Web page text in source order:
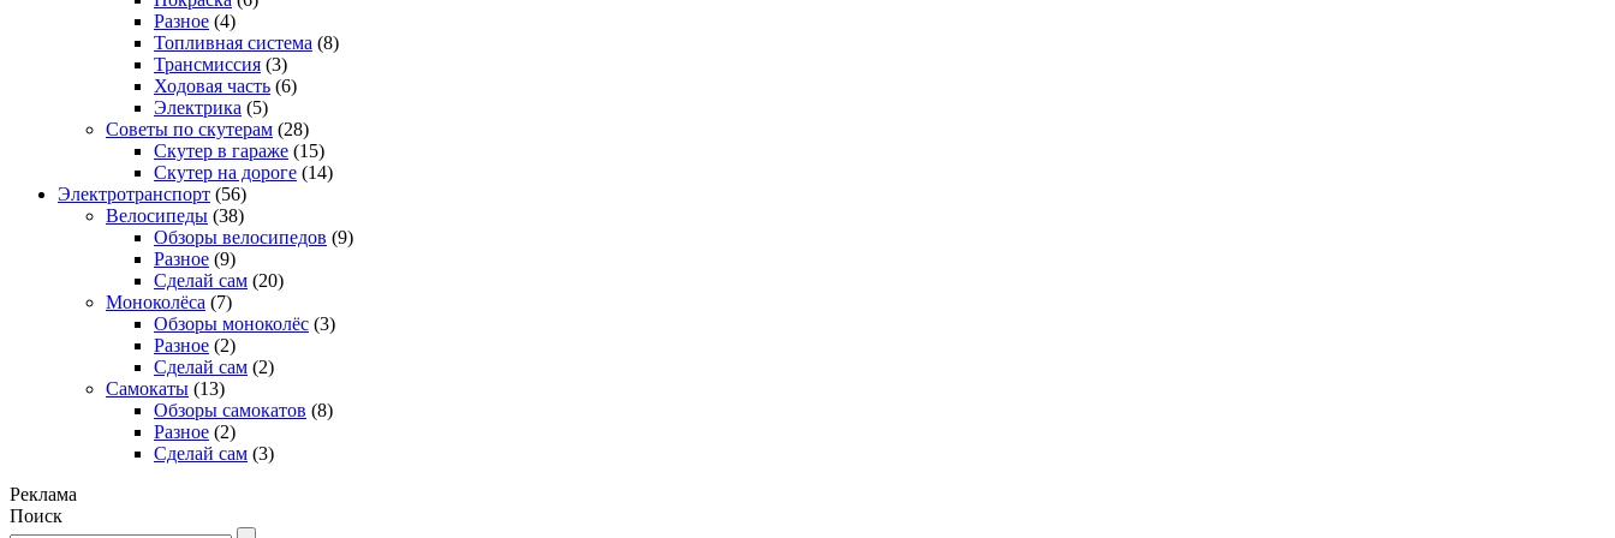
Разное (4)
Топливная система (8)
Трансмиссия (3)
Ходовая часть (6)
Электрика (5)
Советы по скутерам (28)
Скутер в гараже (15)
Скутер на дороге (14)
Электротранспорт (56)
Велосипеды (38)
Обзоры велосипедов (9)
Разное (9)
Сделай сам (20)
Моноколёса (7)
Обзоры моноколёс (3)
Разное (2)
Сделай сам (2)
Самокаты (13)
Обзоры самокатов (8)
Разное (2)
Сделай сам (3)
Реклама
Поиск